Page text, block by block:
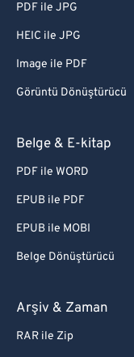
PDF ile JPG
HEIC ile JPG
Image ile PDF
Görüntü Dönüştürücü
Belge & E-kitap
PDF ile WORD
EPUB ile PDF
EPUB ile MOBI
Belge Dönüştürücü
Arşiv & Zaman
RAR ile Zip